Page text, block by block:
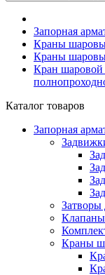
Запорная
Краны
Краны
Кран шаровой
Каталог товаров
Запорная
Затворы
Краны